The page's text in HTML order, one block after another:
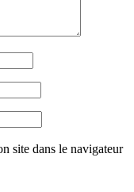
site dans le navigateur